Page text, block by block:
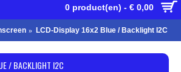
0 product(en) - € 0,00
LCD-Display 16x2 Blue / Backlight I2C
/ BACKLIGHT I2C